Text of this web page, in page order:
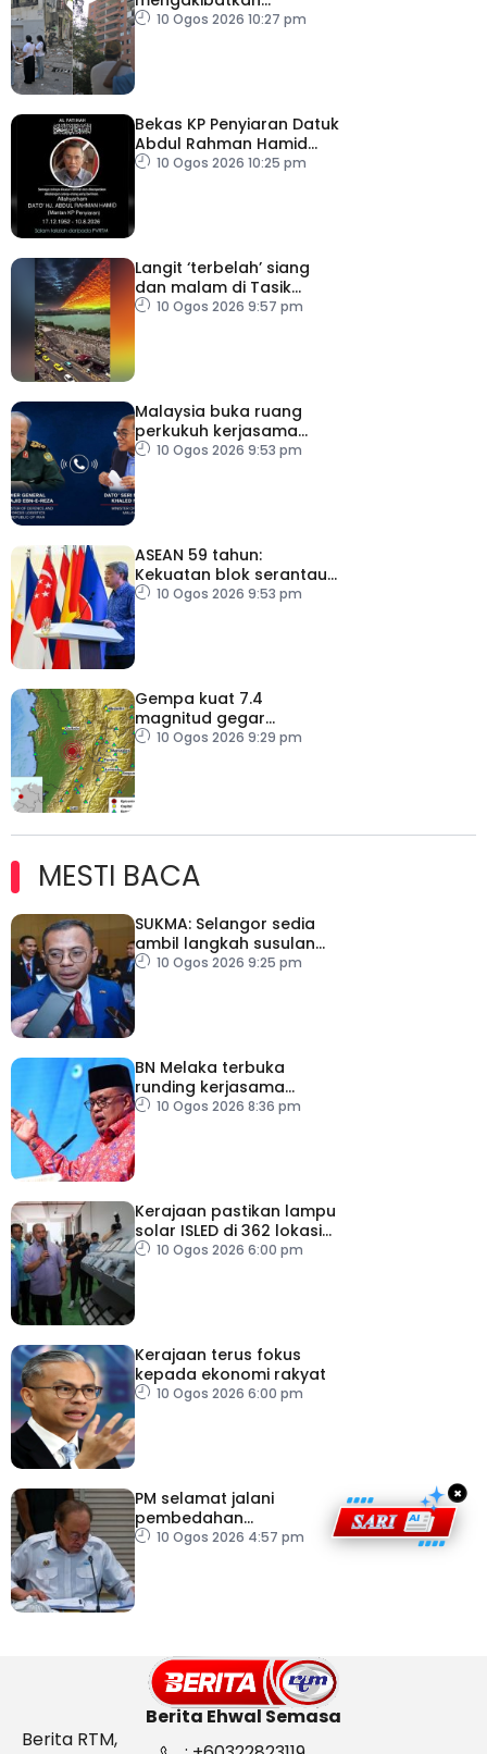
kecederaan, kerosakan
10 Ogos 2026 10:27 pm
Bekas KP Penyiaran Datuk
Abdul Rahman Hamid
meninggal dunia
10 Ogos 2026 10:25 pm
Langit ‘terbelah’ siang
dan malam di Tasik
Xuanwu
10 Ogos 2026 9:57 pm
Malaysia buka ruang
perkukuh kerjasama
pertahanan dengan Iran
10 Ogos 2026 9:53 pm
ASEAN 59 tahun:
Kekuatan blok serantau
pacu kuasa ekonomi
10 Ogos 2026 9:53 pm
Gempa kuat 7.4
magnitud gegar
Colombia, dirasai
10 Ogos 2026 9:29 pm
MESTI BACA
SUKMA: Selangor sedia
ambil langkah susulan
jika IPU tidak sihat
10 Ogos 2026 9:25 pm
BN Melaka terbuka
runding kerjasama
hadapi PRN
10 Ogos 2026 8:36 pm
Kerajaan pastikan lampu
solar ISLED di 362 lokasi
berkualiti, selamat
10 Ogos 2026 6:00 pm
Kerajaan terus fokus
kepada ekonomi rakyat
10 Ogos 2026 6:00 pm
PM selamat jalani
pembedahan
laparoskopi rawat hernia
10 Ogos 2026 4:57 pm
×
Berita Ehwal Semasa
Berita RTM,